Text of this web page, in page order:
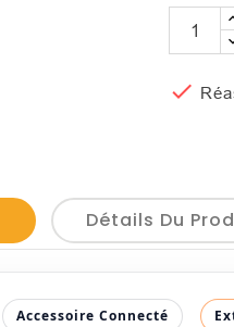

Détails Du
Accessoire Connecté